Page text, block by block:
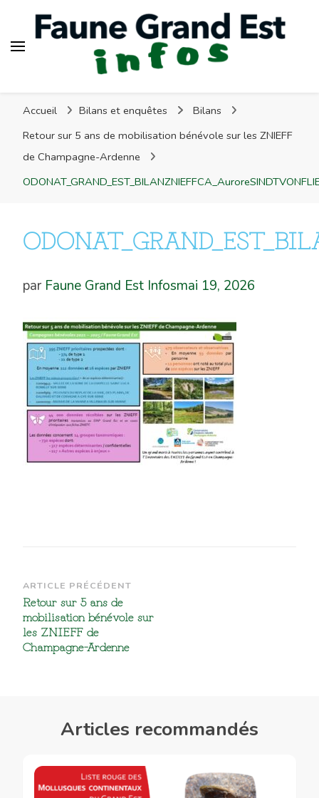
Faune Grand Est Infos
Accueil Bilans et enquêtes
Bilans
Retour sur 5 ans de mobilisation bénévole sur les ZNIEFF
de Champagne-Ardenne
par Faune Grand Est Infosmai 19, 2026
Navigation
d’article
ARTICLE PRÉCÉDENT
Retour sur 5 ans de
mobilisation bénévole sur
les ZNIEFF de
Champagne-Ardenne
Articles recommandés